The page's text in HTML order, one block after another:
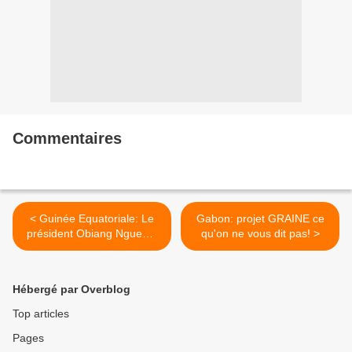
Commentaires
< Guinée Equatoriale: Le
président Obiang Nguema
au rescousse de Sao Tomé
Gabon: projet GRAINE ce
qu'on ne vous dit pas! >
Hébergé par Overblog
Top articles
Pages